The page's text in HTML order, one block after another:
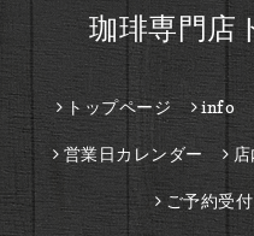
珈琲専門店
トップページ info
営業日カレンダー
ご予約受付